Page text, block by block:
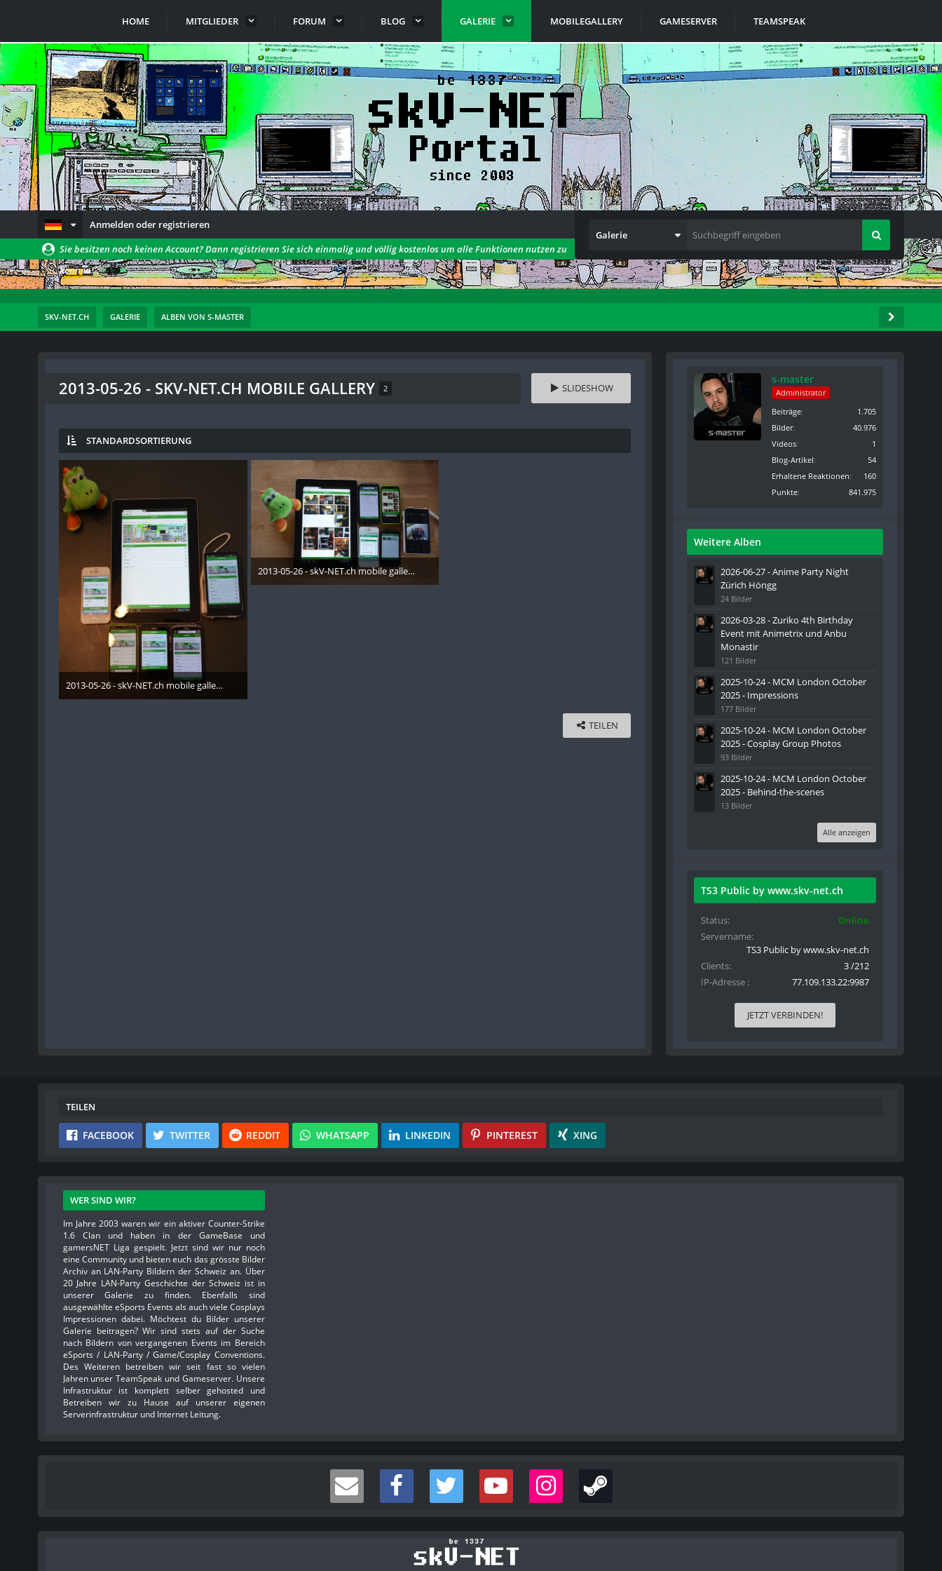
HOME MITGLIEDER FORUM BLOG GALERIE MOBILEGALLERY GAMESERVER TEAMSPEAK
Anmelden oder registrieren
Galerie
Sie besitzen noch keinen Account? Dann registrieren Sie sich einmalig und völlig kostenlos um alle Funktionen nutzen zu
können!
SKV-NET.CH GALERIE ALBEN VON S-MASTER
2013-05-26 - SKV-NET.CH MOBILE GALLERY 2 SLIDESHOW
STANDARDSORTIERUNG
2013-05-26 - skV-NET.ch mobile gallery - 001
26. Mai 2013
2013-05-26 - skV-NET.ch mobile gallery - 002
26. Mai 2013
TEILEN
s-master
Administrator
Beiträge
1.705
Bilder
40.976
Videos
1
Blog-Artikel
54
Erhaltene Reaktionen
160
Punkte
841.975
Weitere Alben
2026-06-27 - Anime Party Night
Zürich Höngg
24 Bilder
2026-03-28 - Zuriko 4th Birthday
Event mit Animetrix und Anbu
Monastir
121 Bilder
2025-10-24 - MCM London October
2025 - Impressions
177 Bilder
2025-10-24 - MCM London October
2025 - Cosplay Group Photos
93 Bilder
2025-10-24 - MCM London October
2025 - Behind-the-scenes
13 Bilder
Alle anzeigen
TS3 Public by www.skv-net.ch
Status
Online
Servername
TS3 Public by www.skv-net.ch
Clients
3 /212
IP-Adresse
77.109.133.22:9987
JETZT VERBINDEN!
TEILEN
FACEBOOK TWITTER REDDIT WHATSAPP LINKEDIN PINTEREST XING
WER SIND WIR?
Im Jahre 2003 waren wir ein aktiver Counter-Strike
1.6 Clan und haben in der GameBase und
gamersNET Liga gespielt. Jetzt sind wir nur noch
eine Community und bieten euch das grösste Bilder
Archiv an LAN-Party Bildern der Schweiz an. Über
20 Jahre LAN-Party Geschichte der Schweiz ist in
unserer Galerie zu finden. Ebenfalls sind
ausgewählte eSports Events als auch viele Cosplays
Impressionen dabei. Möchtest du Bilder unserer
Galerie beitragen? Wir sind stets auf der Suche
nach Bildern von vergangenen Events im Bereich
eSports / LAN-Party / Game/Cosplay Conventions.
Des Weiteren betreiben wir seit fast so vielen
Jahren unser TeamSpeak und Gameserver. Unsere
Infrastruktur ist komplett selber gehosted und
Betreiben wir zu Hause auf unserer eigenen
Serverinfrastruktur und Internet Leitung.